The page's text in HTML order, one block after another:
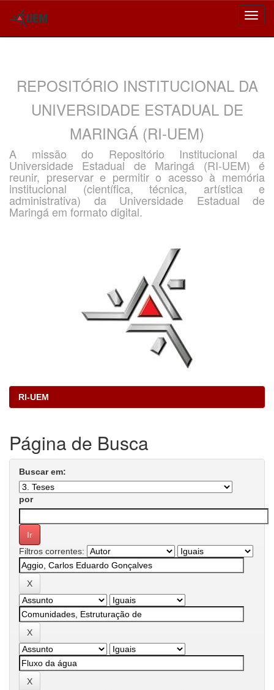
REPOSITÓRIO INSTITUCIONAL DA
UNIVERSIDADE ESTADUAL DE
MARINGÁ (RI-UEM)
A missão do Repositório Institucional da
Universidade Estadual de Maringá (RI-UEM) é
reunir, preservar e permitir o acesso à memória
institucional (científica, técnica, artística e
administrativa) da Universidade Estadual de
Maringá em formato digital.
RI-UEM
Página de Busca
Buscar em:
por
Filtros correntes: